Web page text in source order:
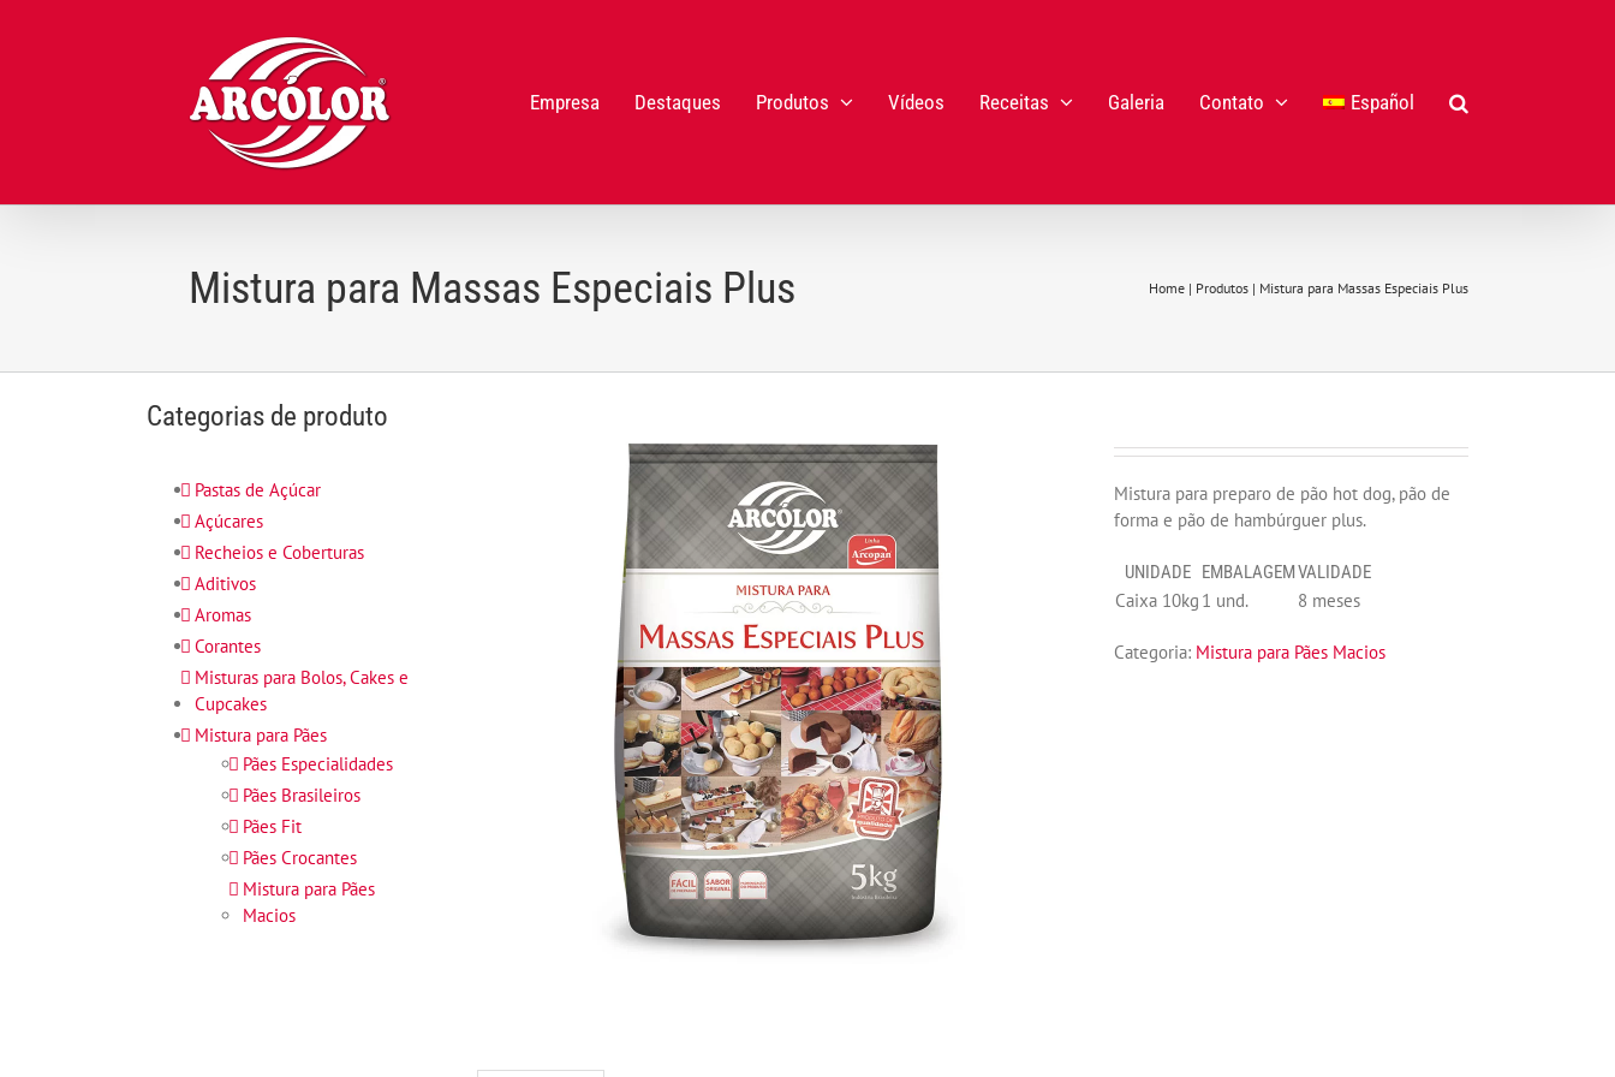
Empresa Destaques Produtos Vídeos Receitas Galeria Contato Español
Mistura para Massas Especiais Plus Home | Produtos | Mistura para Massas Especiais Plus
Mistura para preparo de pão hot dog, pão de
forma e pão de hambúrguer plus.
UNIDADE EMBALAGEMVALIDADE
Caixa 10kg 1 und. 8 meses
Categoria: Mistura para Pães Macios
Categorias de produto
Pastas de Açúcar
Açúcares
Recheios e Coberturas
Aditivos
Aromas
Corantes
Misturas para Bolos, Cakes e
Cupcakes
Mistura para Pães
Pães Especialidades
Pães Brasileiros
Pães Fit
Pães Crocantes
Mistura para Pães
Macios